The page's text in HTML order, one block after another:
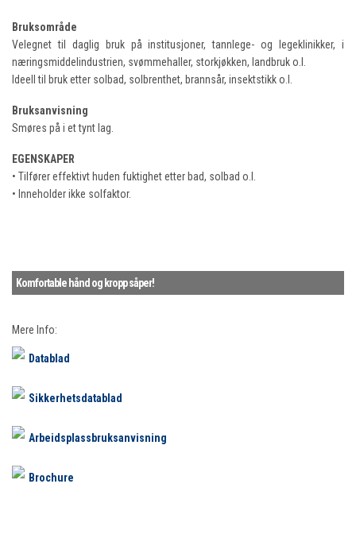
Bruksområde
Velegnet til daglig bruk på institusjoner, tannlege- og legeklinikker, i
næringsmiddelindustrien, svømmehaller, storkjøkken, landbruk o.l.
Ideell til bruk etter solbad, solbrenthet, brannsår, insektstikk o.l.
Bruksanvisning
Smøres på i et tynt lag.
EGENSKAPER
• Tilfører effektivt huden fuktighet etter bad, solbad o.l.
• Inneholder ikke solfaktor.
Komfortable hånd og kropp såper!
Mere Info:
Datablad
Sikkerhetsdatablad
Arbeidsplassbruksanvisning
Brochure